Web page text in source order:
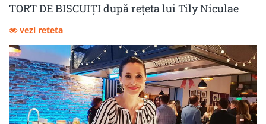
TORT DE BISCUIȚI după rețeta lui Tily Niculae
vezi reteta